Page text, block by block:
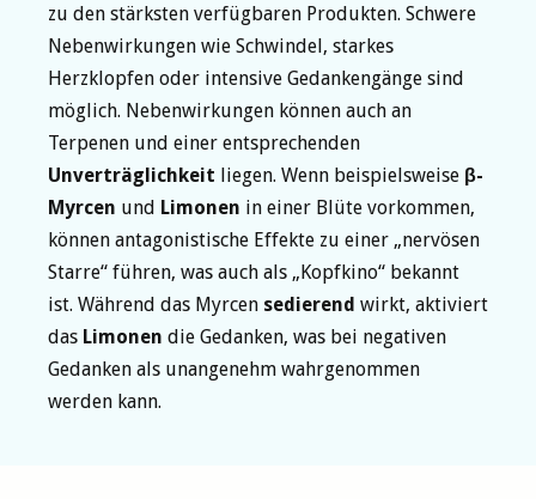
zu den stärksten verfügbaren Produkten. Schwere
Nebenwirkungen wie Schwindel, starkes
Herzklopfen oder intensive Gedankengänge sind
möglich. Nebenwirkungen können auch an
Terpenen und einer entsprechenden
Unverträglichkeit liegen. Wenn beispielsweise β-
Myrcen und Limonen in einer Blüte vorkommen,
können antagonistische Effekte zu einer „nervösen
Starre“ führen, was auch als „Kopfkino“ bekannt
ist. Während das Myrcen sedierend wirkt, aktiviert
das Limonen die Gedanken, was bei negativen
Gedanken als unangenehm wahrgenommen
werden kann.